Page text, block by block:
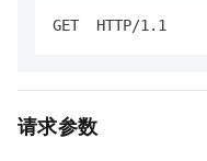
GET  HTTP/1.1
请求参数